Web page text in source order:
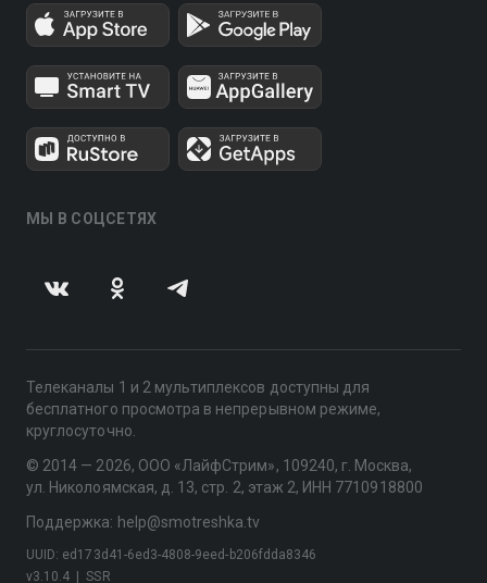
МЫ В СОЦСЕТЯХ
Телеканалы 1 и 2 мультиплексов доступны для
бесплатного просмотра в непрерывном режиме,
круглосуточно.
© 2014 — 2026, ООО «ЛайфСтрим», 109240, г. Москва,
ул. Николоямская, д. 13, стр. 2, этаж 2, ИНН 7710918800
Поддержка: help@smotreshka.tv
v3.10.4 SSR
UUID: ed173d41-6ed3-4808-9eed-b206fdda8346